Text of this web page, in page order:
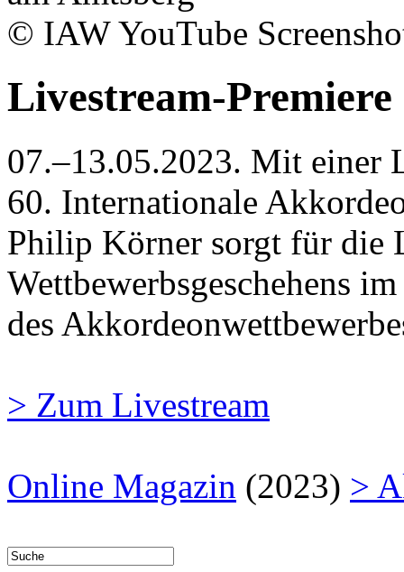
© IAW YouTube
Livestream-Premiere
07.–13.05.2023. Mit einer
60. Internationale
Philip Körner sorgt für die
Wettbewerbsgeschehens
des
> Zum Livestream
Online Magazin (2023) >